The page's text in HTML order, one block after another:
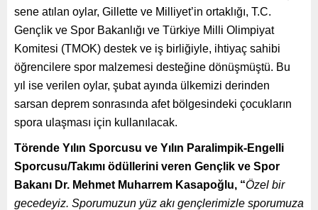
sene atılan oylar, Gillette ve Milliyet’in ortaklığı, T.C.
Gençlik ve Spor Bakanlığı ve Türkiye Milli Olimpiyat
Komitesi (TMOK) destek ve iş birliğiyle, ihtiyaç sahibi
öğrencilere spor malzemesi desteğine dönüşmüştü. Bu
yıl ise verilen oylar, şubat ayında ülkemizi derinden
sarsan deprem sonrasında afet bölgesindeki çocukların
spora ulaşması için kullanılacak.
Törende Yılın Sporcusu ve Yılın Paralimpik-Engelli
Sporcusu/Takımı ödüllerini veren Gençlik ve Spor
Bakanı Dr. Mehmet Muharrem Kasapoğlu, “Özel bir
gecedeyiz. Sporumuzun yüz akı gençlerimizle sporumuza